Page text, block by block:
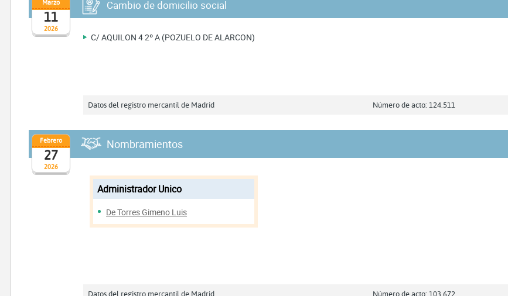
2026
Marzo
11
Cambio de domicilio social
C/ AQUILON 4 2º A (POZUELO DE ALARCON)
Datos del registro mercantil de Madrid Número de acto: 124.511
2026
Febrero
27
Nombramientos
Administrador Unico
De Torres Gimeno Luis
Datos del registro mercantil de Madrid Número de acto: 103.672